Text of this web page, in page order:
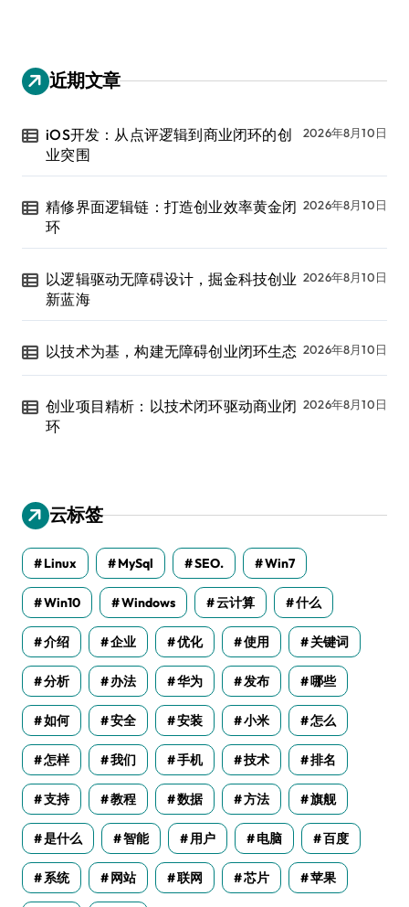
近期文章
iOS开发：从点评逻辑到商业闭环的创
业突围
2026年8月10日
精修界面逻辑链：打造创业效率黄金闭
环
2026年8月10日
以逻辑驱动无障碍设计，掘金科技创业
新蓝海
2026年8月10日
以技术为基，构建无障碍创业闭环生态 2026年8月10日
创业项目精析：以技术闭环驱动商业闭
环
2026年8月10日
云标签
Linux MySql SEO. Win7
Win10 Windows 云计算 什么
介绍 企业 优化 使用 关键词
分析 办法 华为 发布 哪些
如何 安全 安装 小米 怎么
怎样 我们 手机 技术 排名
支持 教程 数据 方法 旗舰
是什么 智能 用户 电脑 百度
系统 网站 联网 芯片 苹果